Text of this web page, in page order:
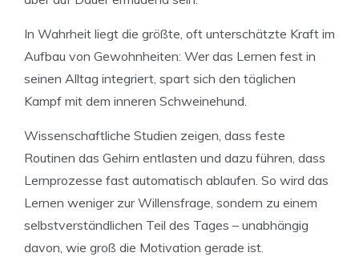
In Wahrheit liegt die größte, oft unterschätzte Kraft im
Aufbau von Gewohnheiten: Wer das Lernen fest in
seinen Alltag integriert, spart sich den täglichen
Kampf mit dem inneren Schweinehund.
Wissenschaftliche Studien zeigen, dass feste
Routinen das Gehirn entlasten und dazu führen, dass
Lernprozesse fast automatisch ablaufen. So wird das
Lernen weniger zur Willensfrage, sondern zu einem
selbstverständlichen Teil des Tages – unabhängig
davon, wie groß die Motivation gerade ist.